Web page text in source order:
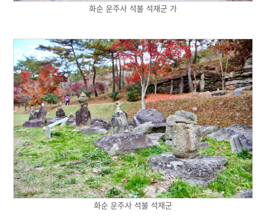
화순 운주사 석불 석재군 가
화순 운주사 석불 석재군